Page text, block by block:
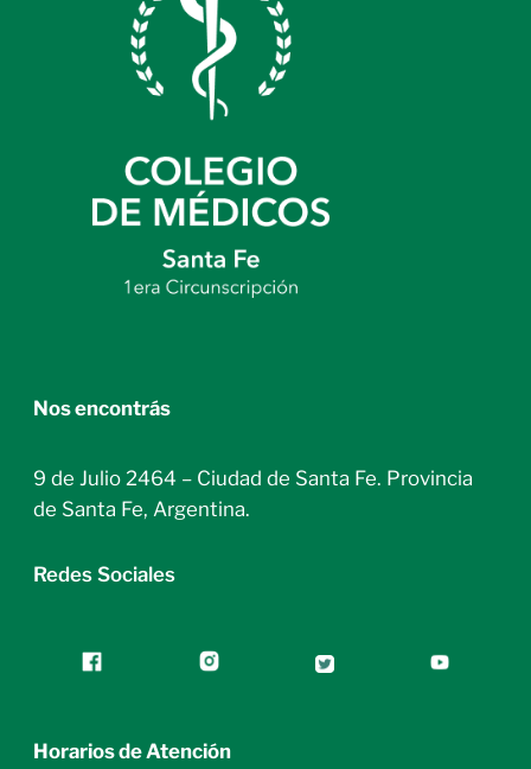
Nos encontrás
9 de Julio 2464 – Ciudad de Santa Fe. Provincia
de Santa Fe, Argentina.
Redes Sociales
Horarios de Atención